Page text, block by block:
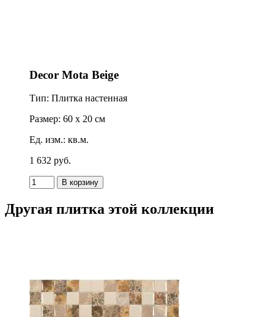
Decor Mota Beige
Тип: Плитка настенная
Размер: 60 x 20 см
Ед. изм.: кв.м.
1 632 pуб.
Другая плитка этой коллекции